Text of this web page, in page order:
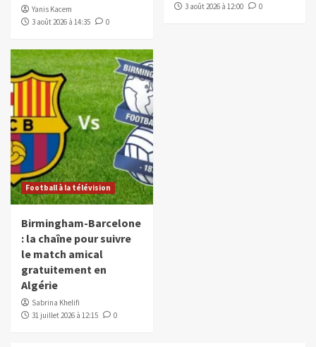
Yanis Kacem
3 août 2026 à 14:35
0
3 août 2026 à 12:00
0
Football à la télévision
Birmingham-Barcelone
: la chaîne pour suivre
le match amical
gratuitement en
Algérie
Sabrina Khelifi
31 juillet 2026 à 12:15
0